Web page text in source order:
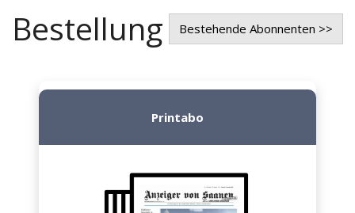
Bestellung Bestehende Abonnenten >>
Printabo